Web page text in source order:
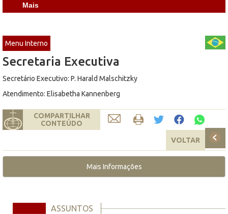
Mais
Menu Interno
Secretaria Executiva
Secretário Executivo: P. Harald Malschitzky
Atendimento: Elisabetha Kannenberg
COMPARTILHAR
CONTEÚDO
VOLTAR
Mais Informações
ASSUNTOS